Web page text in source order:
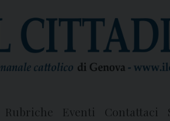
Rubriche Eventi Contattaci